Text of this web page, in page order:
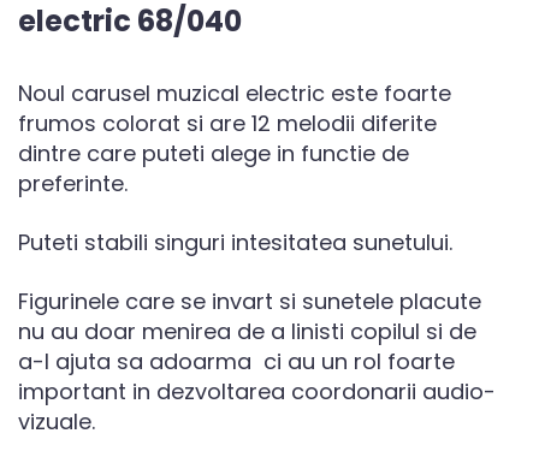
electric 68/040
Noul carusel muzical electric este foarte
frumos colorat si are 12 melodii diferite
dintre care puteti alege in functie de
preferinte.
Puteti stabili singuri intesitatea sunetului.
Figurinele care se invart si sunetele placute
nu au doar menirea de a linisti copilul si de
a-l ajuta sa adoarma ci au un rol foarte
important in dezvoltarea coordonarii audio-
vizuale.